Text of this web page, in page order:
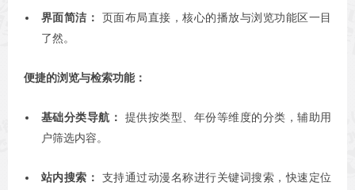
界面简洁： 页面布局直接，核心的播放与浏览功能区一目
了然。
便捷的浏览与检索功能：
基础分类导航： 提供按类型、年份等维度的分类，辅助用
户筛选内容。
站内搜索： 支持通过动漫名称进行关键词搜索，快速定位